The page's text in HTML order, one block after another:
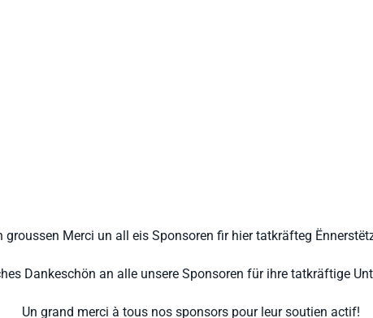
groussen Merci un all eis Sponsoren fir hier tatkräfteg
Dankeschön an alle unsere Sponsoren für ihre tatkräftige
Un grand merci à tous nos sponsors pour leur soutien actif!